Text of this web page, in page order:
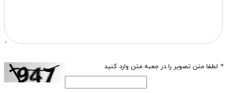
* لطفا متن تصویر را در جعبه متن وارد کنید